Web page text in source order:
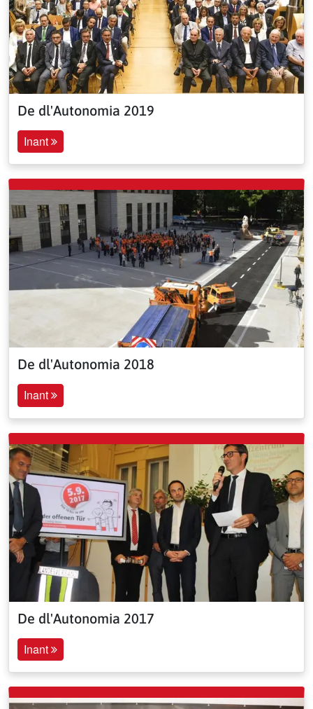
De dl'Autonomia 2019
Inant
De dl'Autonomia 2018
Inant
De dl'Autonomia 2017
Inant